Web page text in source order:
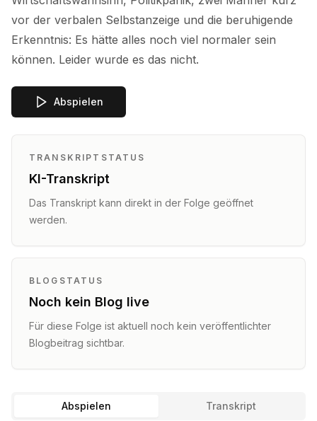
vor der verbalen Selbstanzeige und die beruhigende
Erkenntnis: Es hätte alles noch viel normaler sein
können. Leider wurde es das nicht.
Abspielen
TRANSKRIPTSTATUS
KI-Transkript
Das Transkript kann direkt in der Folge geöffnet
werden.
BLOGSTATUS
Noch kein Blog live
Für diese Folge ist aktuell noch kein veröffentlichter
Blogbeitrag sichtbar.
Abspielen Transkript